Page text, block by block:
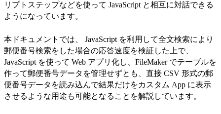
リプトステップなどを使って JavaScript と相互に対話できる
ようになっています。
本ドキュメントでは、 JavaScript を利用して全文検索により
郵便番号検索をした場合の応答速度を検証した上で、
JavaScript を使って Web アプリ化し、FileMaker でテーブルを
作って郵便番号データを管理せずとも、直接 CSV 形式の郵
便番号データを読み込んで結果だけをカスタム App に表示
させるような用途も可能となることを解説しています。